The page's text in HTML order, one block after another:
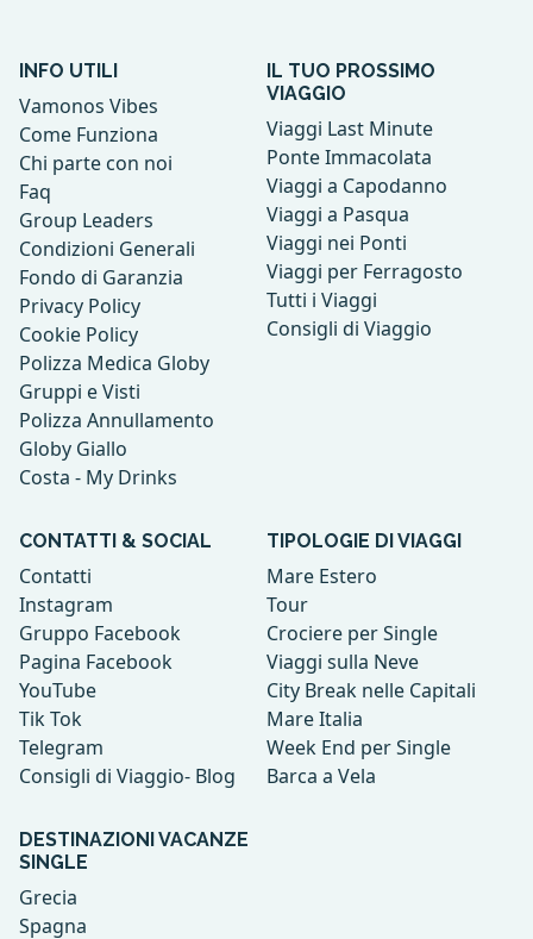
INFO UTILI
Vamonos Vibes
Come Funziona
Chi parte con noi
Faq
Group Leaders
Condizioni Generali
Fondo di Garanzia
Privacy Policy
Cookie Policy
Polizza Medica Globy
Gruppi e Visti
Polizza Annullamento
Globy Giallo
Costa - My Drinks
IL TUO PROSSIMO
VIAGGIO
Viaggi Last Minute
Ponte Immacolata
Viaggi a Capodanno
Viaggi a Pasqua
Viaggi nei Ponti
Viaggi per Ferragosto
Tutti i Viaggi
Consigli di Viaggio
CONTATTI & SOCIAL
Contatti
Instagram
Gruppo Facebook
Pagina Facebook
YouTube
Tik Tok
Telegram
Consigli di Viaggio- Blog
TIPOLOGIE DI VIAGGI
Mare Estero
Tour
Crociere per Single
Viaggi sulla Neve
City Break nelle Capitali
Mare Italia
Week End per Single
Barca a Vela
DESTINAZIONI VACANZE
SINGLE
Grecia
Spagna